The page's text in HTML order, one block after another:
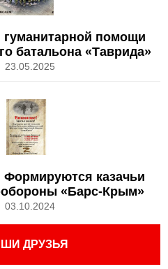
гуманитарной помощи
батальона «Таврида»
23.05.2025
Формируются казачьи
«Барс-Крым»
03.10.2024
ДРУЗЬЯ